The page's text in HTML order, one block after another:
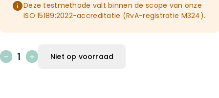
Deze testmethode valt binnen de scope van onze
ISO 15189:2022-accreditatie (RvA-registratie M324).
Niet op voorraad